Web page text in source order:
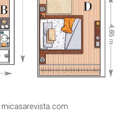
micasarevista.com